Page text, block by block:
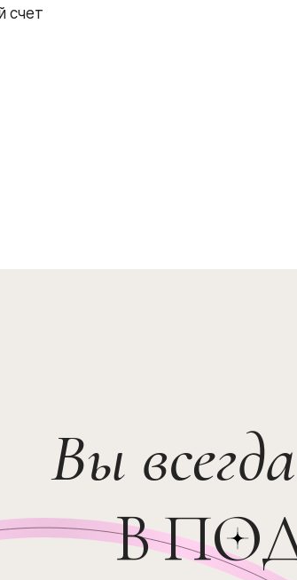
счет
В
Вы